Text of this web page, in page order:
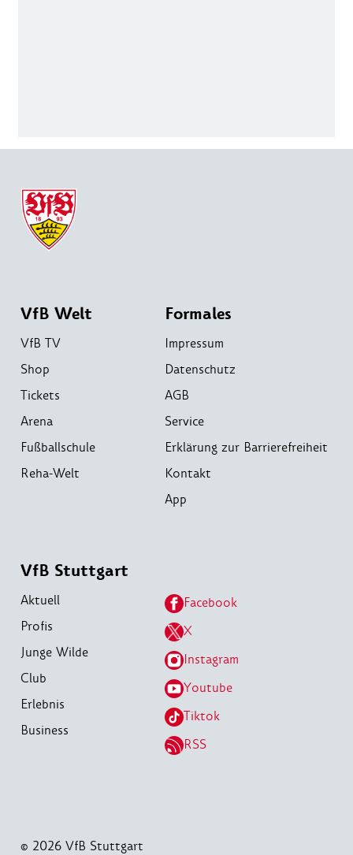
VfB Welt
VfB TV
Shop
Tickets
Arena
Fußballschule
Reha-Welt
Formales
Impressum
Datenschutz
AGB
Service
Erklärung zur Barrierefreiheit
Kontakt
App
VfB Stuttgart
Aktuell
Profis
Junge Wilde
Club
Erlebnis
Business
Facebook
X
Instagram
Youtube
Tiktok
RSS
© 2026 VfB Stuttgart